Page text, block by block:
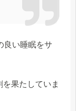
良い睡眠をサ
果たしていま